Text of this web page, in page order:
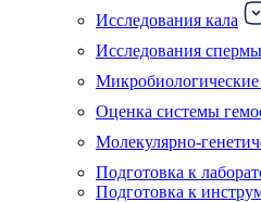
Исследования кала
Исследования спермы
Микробиологические
Оценка системы
Молекулярно-
Подготовка к
Подготовка к